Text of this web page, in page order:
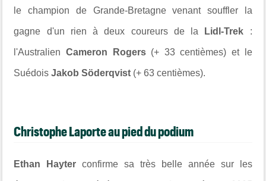
le champion de Grande-Bretagne venant souffler la
gagne d'un rien à deux coureurs de la Lidl-Trek :
l'AustralienCameron Rogers(+ 33 centièmes) et le
SuédoisJakob Söderqvist (+ 63 centièmes).
Christophe Laporte au pied du podium
Ethan Hayterconfirme sa très belle année sur les